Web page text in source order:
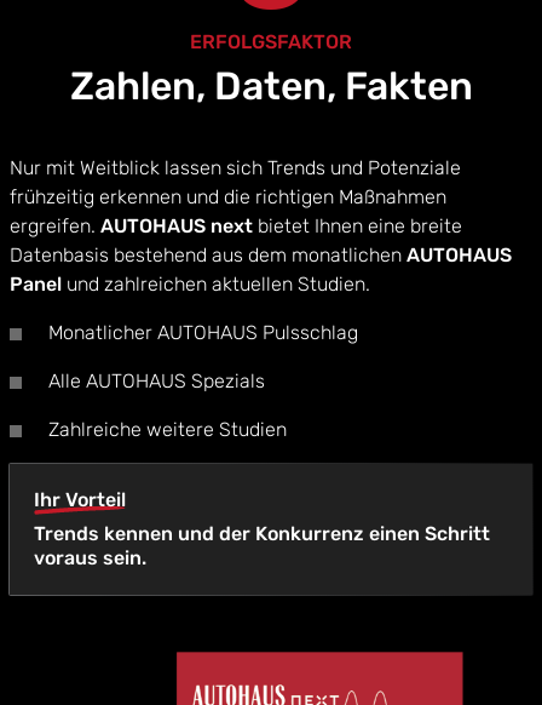
ERFOLGSFAKTOR
Zahlen, Daten, Fakten
Nur mit Weitblick lassen sich Trends und Potenziale
frühzeitig erkennen und die richtigen Maßnahmen
ergreifen. AUTOHAUS next bietet Ihnen eine breite
Datenbasis bestehend aus dem monatlichen AUTOHAUS
Panel und zahlreichen aktuellen Studien.
Monatlicher AUTOHAUS Pulsschlag
Alle AUTOHAUS Spezials
Zahlreiche weitere Studien
Ihr Vorteil
Trends kennen und der Konkurrenz einen Schritt
voraus sein.